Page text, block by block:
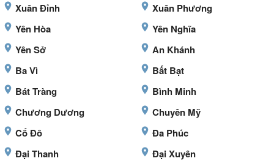
Xuân Đỉnh
Xuân Phương
Yên Hòa
Yên Nghĩa
Yên Sở
An Khánh
Ba Vì
Bất Bạt
Bát Tràng
Bình Minh
Chương Dương
Chuyên Mỹ
Cổ Đô
Đa Phúc
Đại Thanh
Đại Xuyên